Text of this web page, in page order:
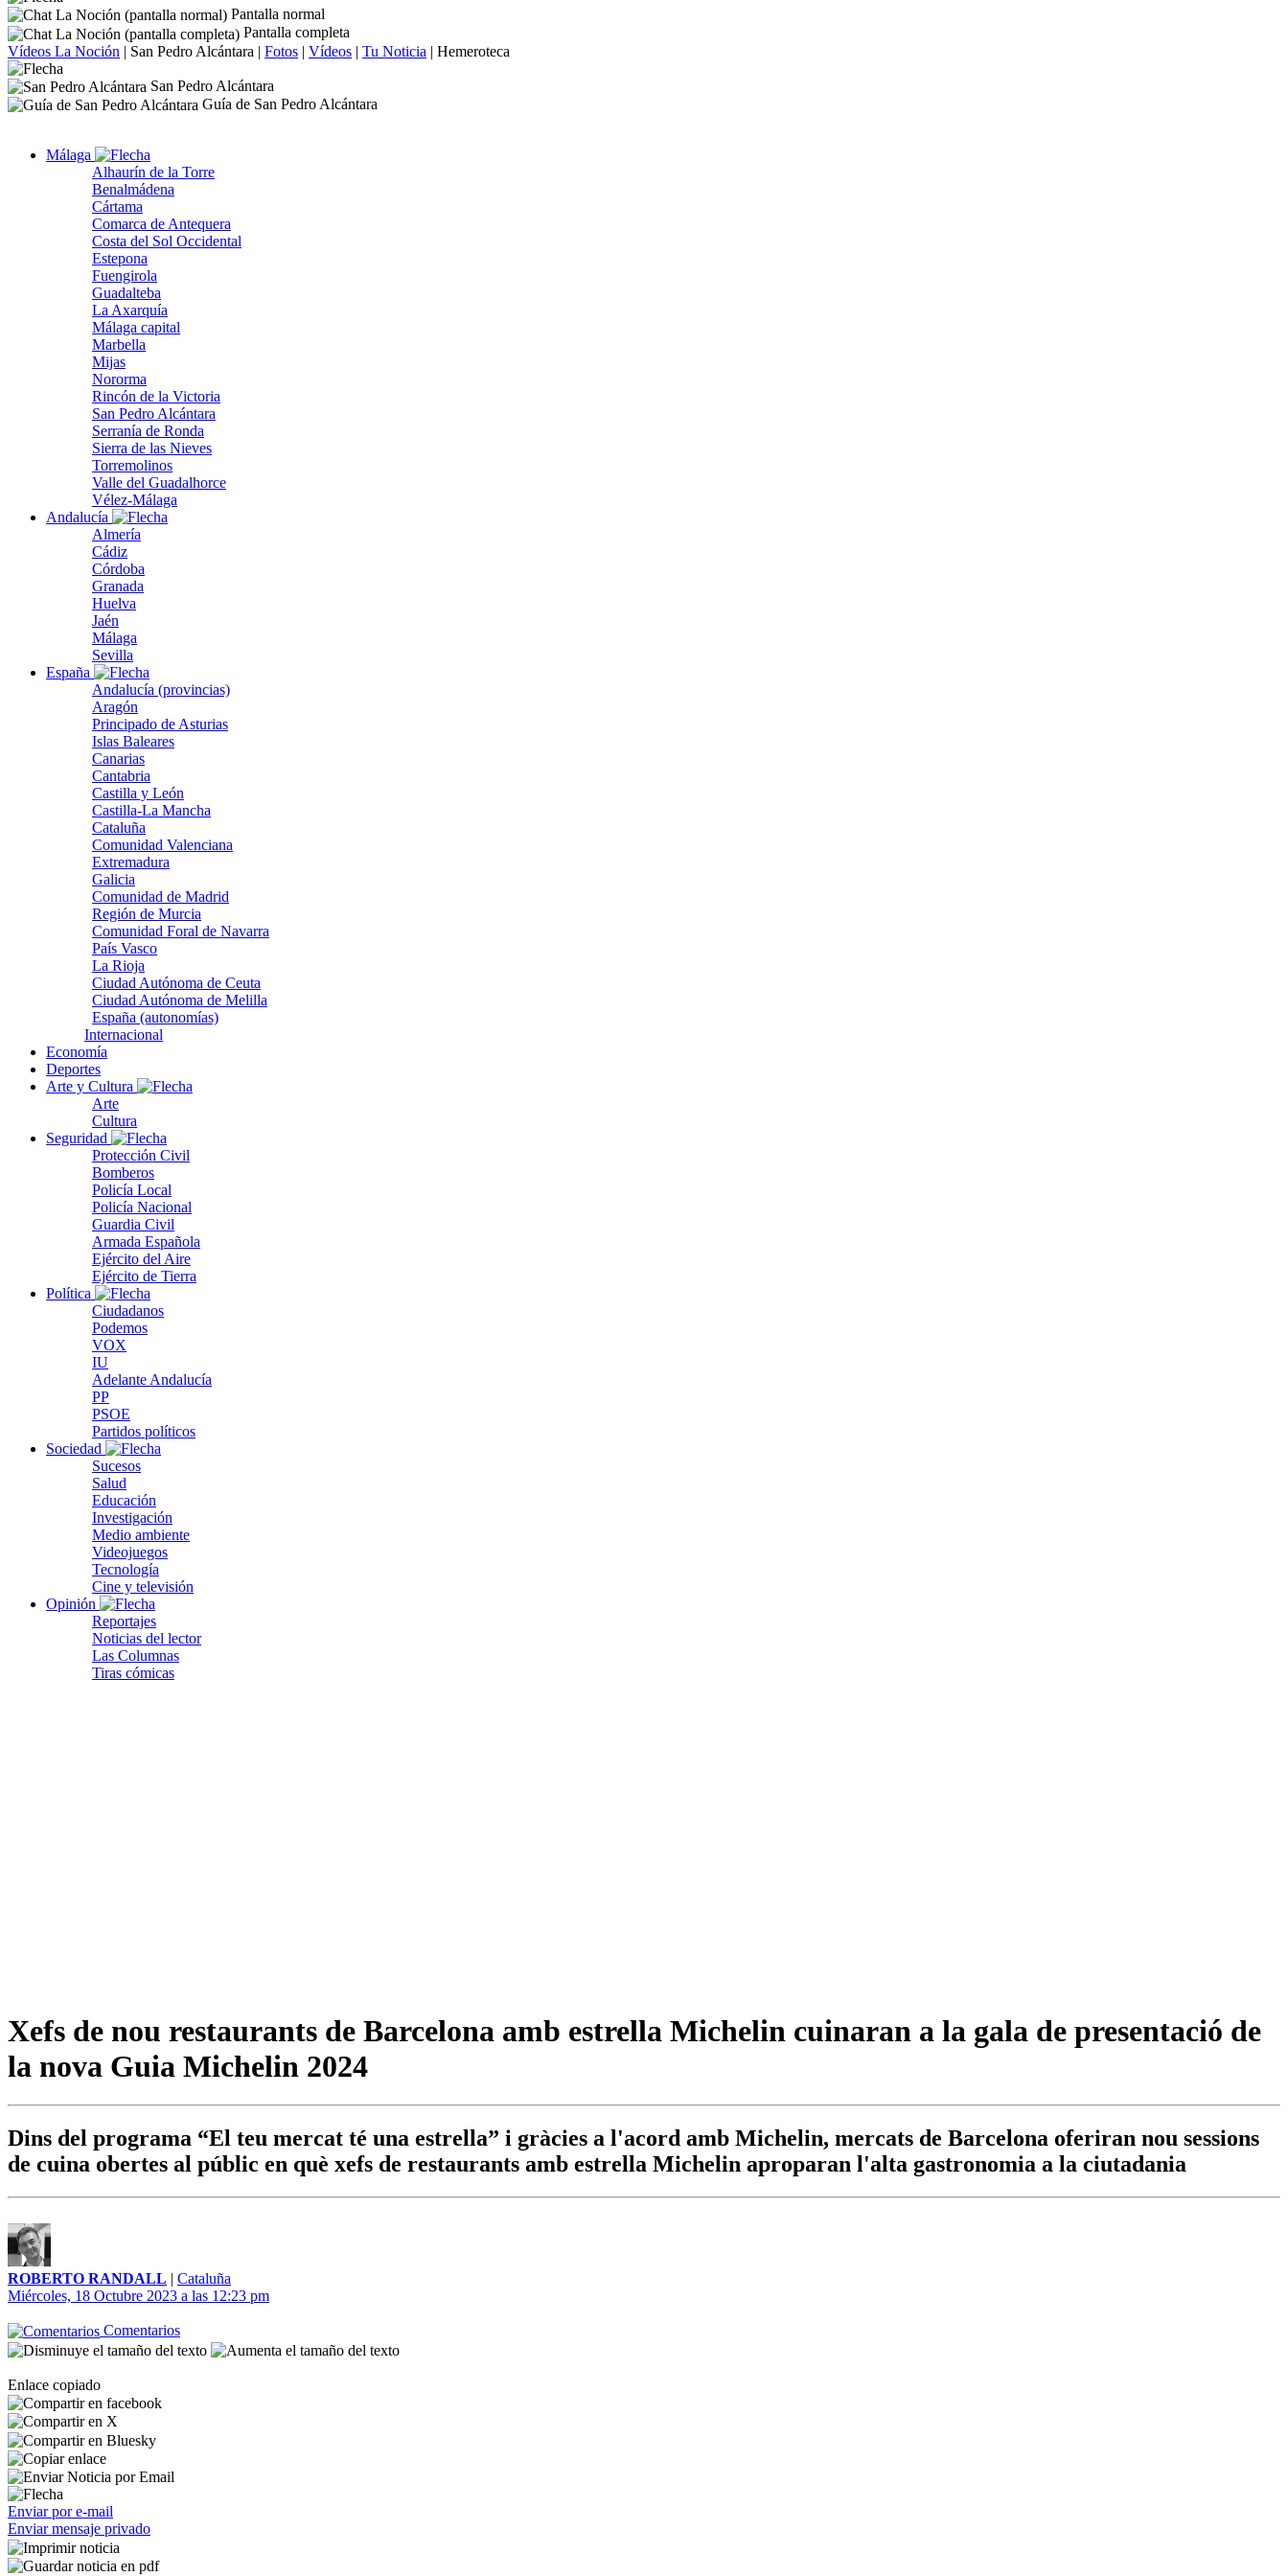
Pantalla normal
Pantalla completa
Vídeos La Noción | San Pedro Alcántara | Fotos | Vídeos | Tu Noticia | Hemeroteca
San Pedro Alcántara
Guía de San Pedro Alcántara
Málaga
Alhaurín de la Torre
Benalmádena
Cártama
Comarca de Antequera
Costa del Sol Occidental
Estepona
Fuengirola
Guadalteba
La Axarquía
Málaga capital
Marbella
Mijas
Nororma
Rincón de la Victoria
San Pedro Alcántara
Serranía de Ronda
Sierra de las Nieves
Torremolinos
Valle del Guadalhorce
Vélez-Málaga
Andalucía
Almería
Cádiz
Córdoba
Granada
Huelva
Jaén
Málaga
Sevilla
España
Andalucía (provincias)
Aragón
Principado de Asturias
Islas Baleares
Canarias
Cantabria
Castilla y León
Castilla-La Mancha
Cataluña
Comunidad Valenciana
Extremadura
Galicia
Comunidad de Madrid
Región de Murcia
Comunidad Foral de Navarra
País Vasco
La Rioja
Ciudad Autónoma de Ceuta
Ciudad Autónoma de Melilla
España (autonomías)
Internacional
Economía
Deportes
Arte y Cultura
Arte
Cultura
Seguridad
Protección Civil
Bomberos
Policía Local
Policía Nacional
Guardia Civil
Armada Española
Ejército del Aire
Ejército de Tierra
Política
Ciudadanos
Podemos
VOX
IU
Adelante Andalucía
PP
PSOE
Partidos políticos
Sociedad
Sucesos
Salud
Educación
Investigación
Medio ambiente
Videojuegos
Tecnología
Cine y televisión
Opinión
Reportajes
Noticias del lector
Las Columnas
Tiras cómicas
Xefs de nou restaurants de Barcelona amb estrella Michelin cuinaran a la gala de presentació de
la nova Guia Michelin 2024
Dins del programa “El teu mercat té una estrella” i gràcies a l'acord amb Michelin, mercats de Barcelona oferiran nou sessions
de cuina obertes al públic en què xefs de restaurants amb estrella Michelin aproparan l'alta gastronomia a la ciutadania
ROBERTO RANDALL | Cataluña
Miércoles, 18 Octubre 2023 a las 12:23 pm
Comentarios
Enlace copiado
Enviar por e-mail
Enviar mensaje privado